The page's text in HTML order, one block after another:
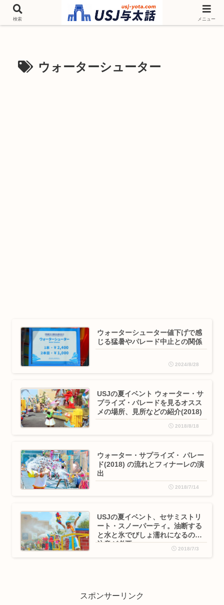
チケットやシーズンイベント ニンテンドーワールド アトラクションなどユニ
バを歩いて情報収集しています
ウォーターシューター
ウォーターシューター値下げで感
じる猛暑やパレード中止との関係
2024/8/28
USJの夏イベント ウォーター・サ
プライズ・パレードを見るオスス
メの場所、見所などの紹介(2018)
2018/8/18
ウォーター・サプライズ・ パレー
ド(2018) の流れとフィナーレの演
出
2018/7/14
USJの夏イベント、セサミストリ
ート・スノーパーティ。油断する
と水と氷でびしょ濡れになるので
注意が必要
2018/7/3
スポンサーリンク
検索 メニュー